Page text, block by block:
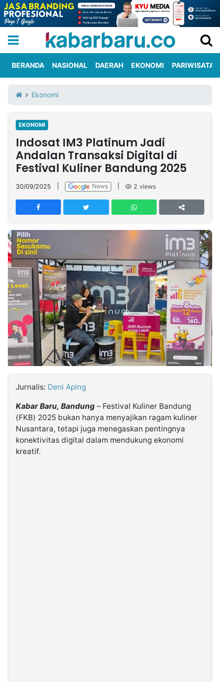
Iklan
Berita
Kami
Nasional
International
Olahraga
Entertainment
Daerah
Pariwisata
Kuliner
Kolom
Network
PT
TREETAN
INDONESIA
Partner
Insight
NTB
Suara
Time
Lens
IDN
Daily
Jogja
Jalan
Rakyat
Idealita
News
Kita
Notice
Dinamikapost.com
Radar
Baru
Seedbacklink
Follow
Kabarbaru
BERANDA NASIONAL DAERAH EKONOMI PARIWISATA
Ekonomi
EKONOMI
Indosat IM3 Platinum Jadi
Andalan Transaksi Digital di
Festival Kuliner Bandung 2025
30/09/2025 2 views
Jurnalis: Deni Aping
Kabar Baru, Bandung – Festival Kuliner Bandung
(FKB) 2025 bukan hanya menyajikan ragam kuliner
Nusantara, tetapi juga menegaskan pentingnya
konektivitas digital dalam mendukung ekonomi
kreatif.